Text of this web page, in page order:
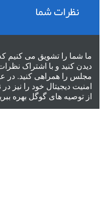
نظرات شما
ما شما را تشویق می کنیم
دیدن کنید و با اشتراک
مجلس را همراهی کنید.
امنیت دیجیتال خود را نیز
از توصیه های گوگل بهره